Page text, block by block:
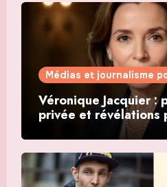
Médias et journalisme
Véronique Jacquier :
privée et révélations